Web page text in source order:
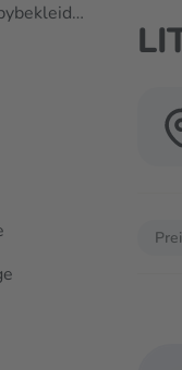
Alles in LITTLE ONE Babybekleidung